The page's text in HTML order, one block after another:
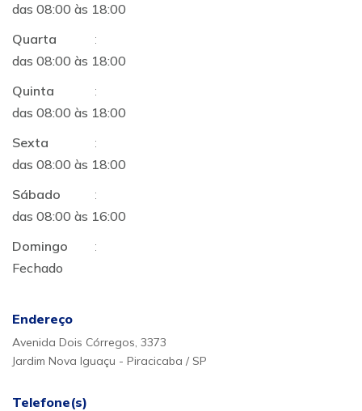
das 08:00 às 18:00
Quarta
:
das 08:00 às 18:00
Quinta
:
das 08:00 às 18:00
Sexta
:
das 08:00 às 18:00
Sábado
:
das 08:00 às 16:00
Domingo
:
Fechado
Endereço
Avenida Dois Córregos, 3373
Jardim Nova Iguaçu - Piracicaba / SP
Telefone(s)